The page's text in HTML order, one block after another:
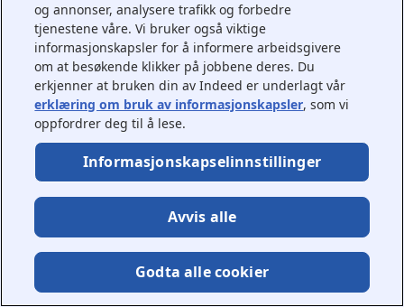
og annonser, analysere trafikk og forbedre
tjenestene våre. Vi bruker også viktige
informasjonskapsler for å informere arbeidsgivere
om at besøkende klikker på jobbene deres. Du
erkjenner at bruken din av Indeed er underlagt vår
erklæring om bruk av informasjonskapsler, som vi
oppfordrer deg til å lese.
Informasjonskapselinnstillinger
Avvis alle
Godta alle cookier